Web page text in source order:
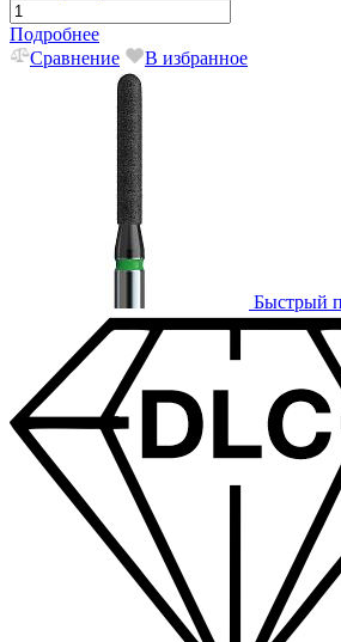
Подробнее
Сравнение
В избранное
Быстрый